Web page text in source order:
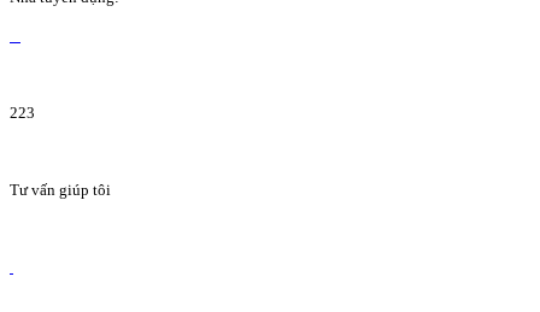
223
Tư vấn giúp tôi